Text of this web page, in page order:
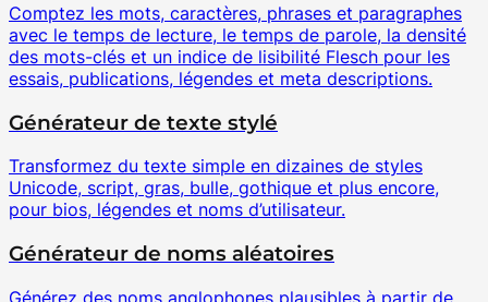
Comptez les mots, caractères, phrases et paragraphes
avec le temps de lecture, le temps de parole, la densité
des mots-clés et un indice de lisibilité Flesch pour les
essais, publications, légendes et meta descriptions.
Générateur de texte stylé
Transformez du texte simple en dizaines de styles
Unicode, script, gras, bulle, gothique et plus encore,
pour bios, légendes et noms d’utilisateur.
Générateur de noms aléatoires
Générez des noms anglophones plausibles à partir de